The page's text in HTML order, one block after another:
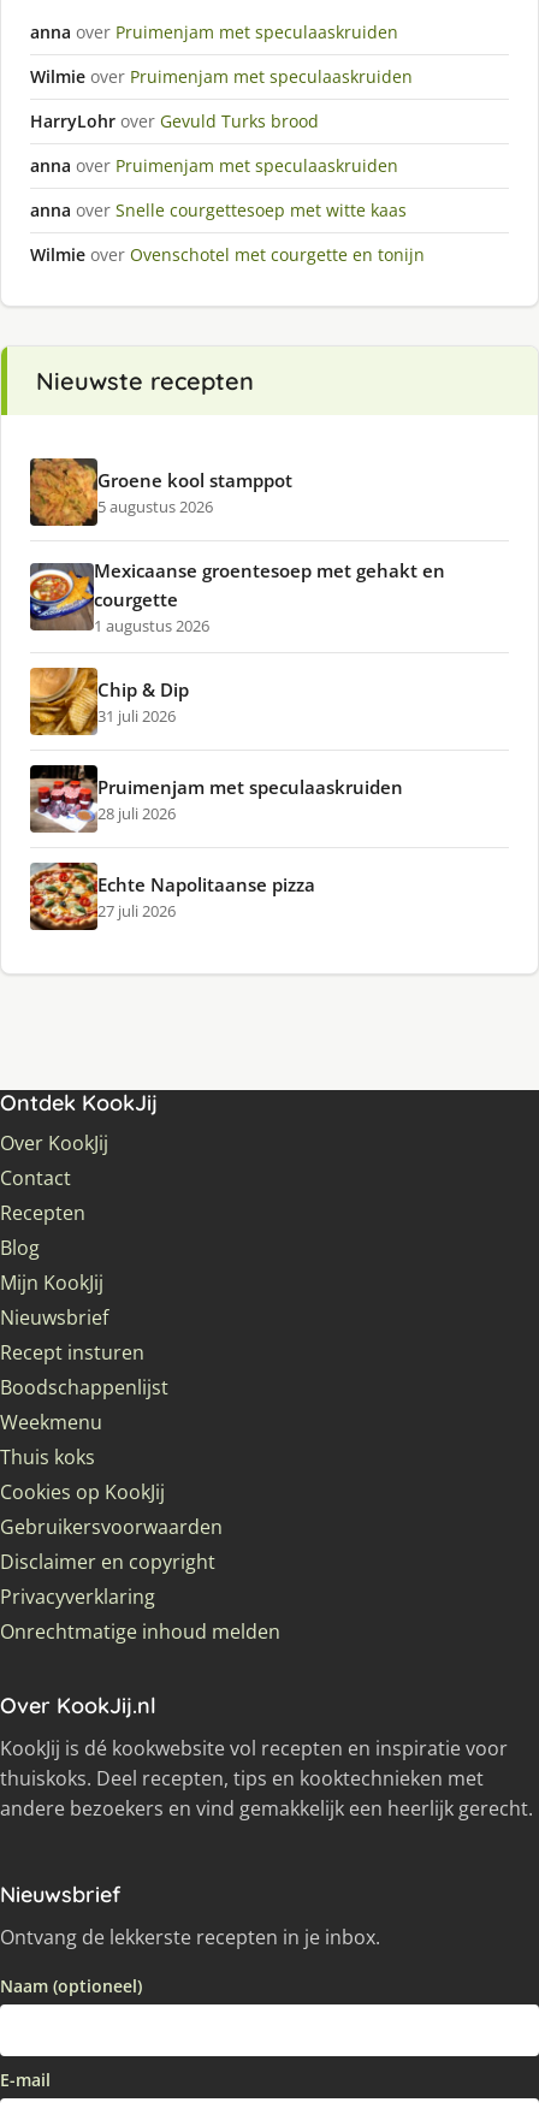
anna over Pruimenjam met speculaaskruiden
Wilmie over Pruimenjam met speculaaskruiden
HarryLohr over Gevuld Turks brood
anna over Pruimenjam met speculaaskruiden
anna over Snelle courgettesoep met witte kaas
Wilmie over Ovenschotel met courgette en tonijn
Nieuwste recepten
Groene kool stamppot
5 augustus 2026
Mexicaanse groentesoep met gehakt en
courgette
1 augustus 2026
Chip & Dip
31 juli 2026
Pruimenjam met speculaaskruiden
28 juli 2026
Echte Napolitaanse pizza
27 juli 2026
Ontdek KookJij
Over KookJij
Contact
Recepten
Blog
Mijn KookJij
Nieuwsbrief
Recept insturen
Boodschappenlijst
Weekmenu
Thuis koks
Cookies op KookJij
Gebruikersvoorwaarden
Disclaimer en copyright
Privacyverklaring
Onrechtmatige inhoud melden
Over KookJij.nl
KookJij is dé kookwebsite vol recepten en inspiratie voor
thuiskoks. Deel recepten, tips en kooktechnieken met
andere bezoekers en vind gemakkelijk een heerlijk gerecht.
Nieuwsbrief
Ontvang de lekkerste recepten in je inbox.
Naam (optioneel)
E-mail